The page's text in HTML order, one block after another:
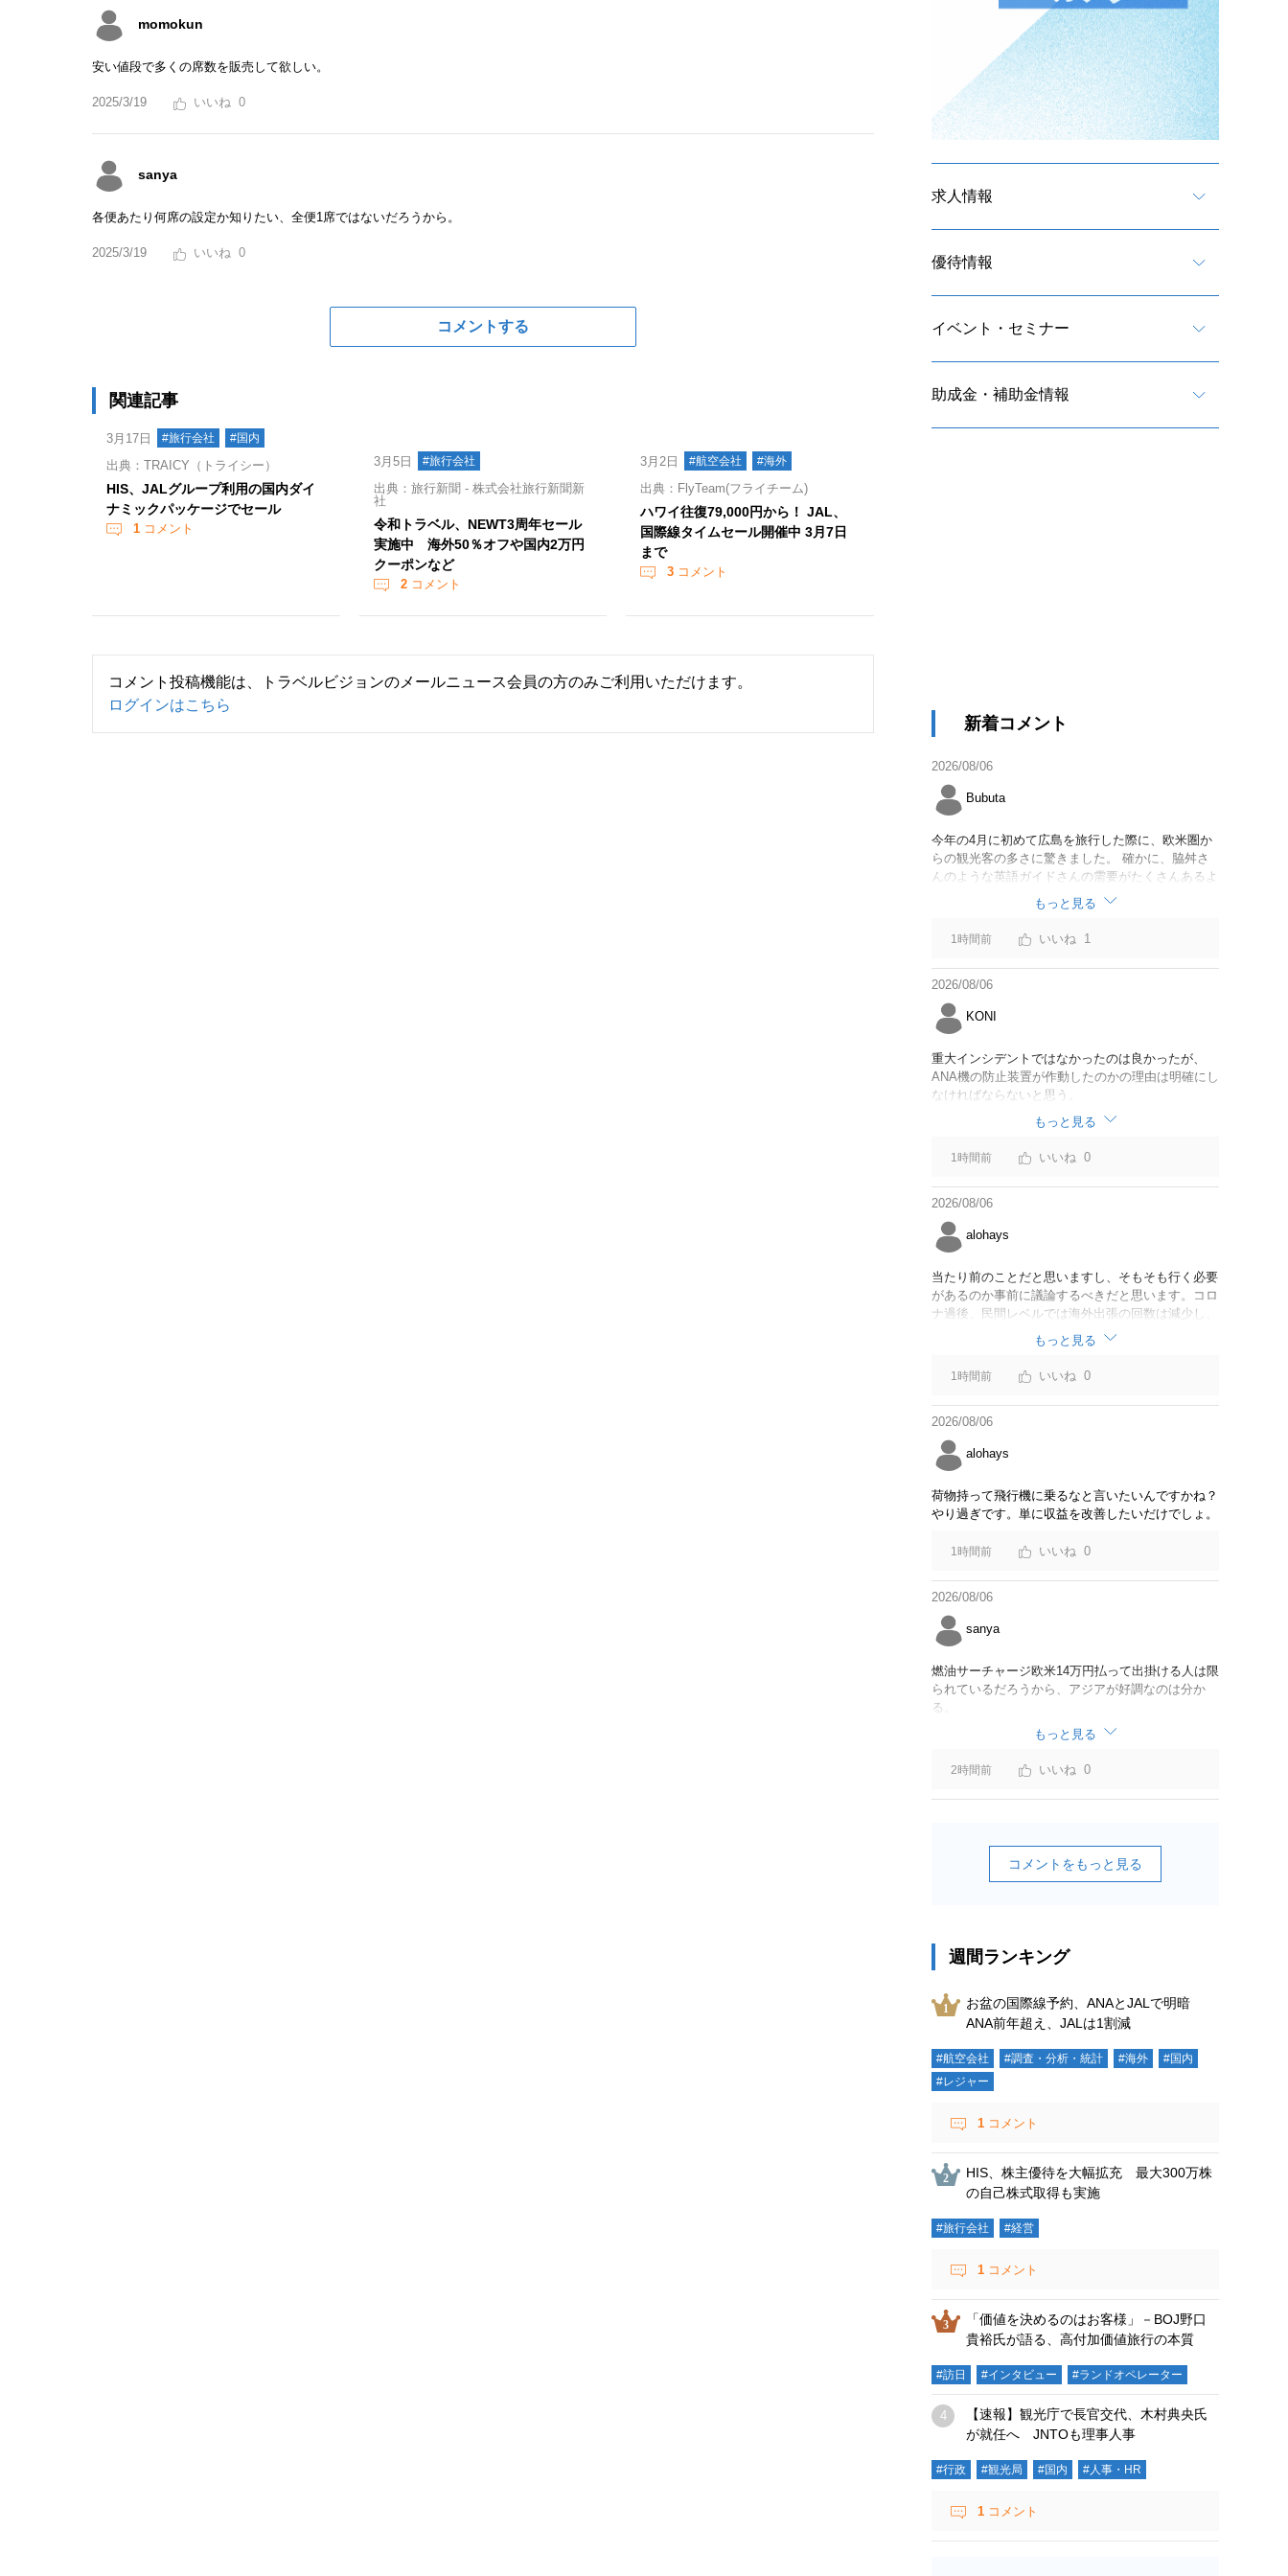
momokun
安い値段で多くの席数を販売して欲しい。
2025/3/19 0
sanya
各便あたり何席の設定か知りたい、全便1席ではないだろうから。
2025/3/19 0
コメントする
関連記事
3月17日 #旅行会社 #国内
出典：TRAICY（トライシー）
HIS、JALグループ利用の国内ダイ
ナミックパッケージでセール
1 コメント
3月5日 #旅行会社
出典：旅行新聞 - 株式会社旅行新聞新
社
令和トラベル、NEWT3周年セール
実施中 海外50％オフや国内2万円
クーポンなど
2コメント
3月2日 #航空会社 #海外
出典：FlyTeam(フライチーム)
ハワイ往復79,000円から！ JAL、
国際線タイムセール開催中 3月7日
まで
3 コメント
コメント投稿機能は、トラベルビジョンのメールニュース会員の方のみご利用いただけます。
ログインはこちら
求人情報
優待情報
イベント・セミナー
助成金・補助金情報
新着コメント
2026/08/06
Bubuta
今年の4月に初めて広島を旅行した際に、欧米圏か
らの観光客の多さに驚きました。 確かに、脇舛さ
んのような英語ガイドさんの需要がたくさんあるよ
もっと見る
1時間前 1
2026/08/06
KONI
重大インシデントではなかったのは良かったが、
ANA機の防止装置が作動したのかの理由は明確にし
なければならないと思う。
もっと見る
1時間前 0
2026/08/06
alohays
当たり前のことだと思いますし、そもそも行く必要
があるのか事前に議論するべきだと思います。コロ
ナ過後、民間レベルでは海外出張の回数は減少し、
リモートでやり取りするのが普通になっています
し。貴重な税金を使うなら費用対効果をキチンと周
知してからにして下さい。
もっと見る
1時間前 0
2026/08/06
alohays
荷物持って飛行機に乗るなと言いたいんですかね？
やり過ぎです。単に収益を改善したいだけでしょ。
1時間前 0
2026/08/06
sanya
燃油サーチャージ欧米14万円払って出掛ける人は限
られているだろうから、アジアが好調なのは分か
る。
もっと見る
2時間前 0
コメントをもっと見る
週間ランキング
お盆の国際線予約、ANAとJALで明暗
ANA前年超え、JALは1割減
#航空会社 #調査・分析・統計 #海外
#国内
#レジャー
1 コメント
HIS、株主優待を大幅拡充 最大300万株
の自己株式取得も実施
#旅行会社 #経営
1 コメント
「価値を決めるのはお客様」－BOJ野口
貴裕氏が語る、高付加価値旅行の本質
#訪日 #インタビュー #ランドオペレーター
【速報】観光庁で長官交代、木村典央氏
が就任へ JNTOも理事人事
#行政 #観光局 #国内 #人事・HR
1 コメント